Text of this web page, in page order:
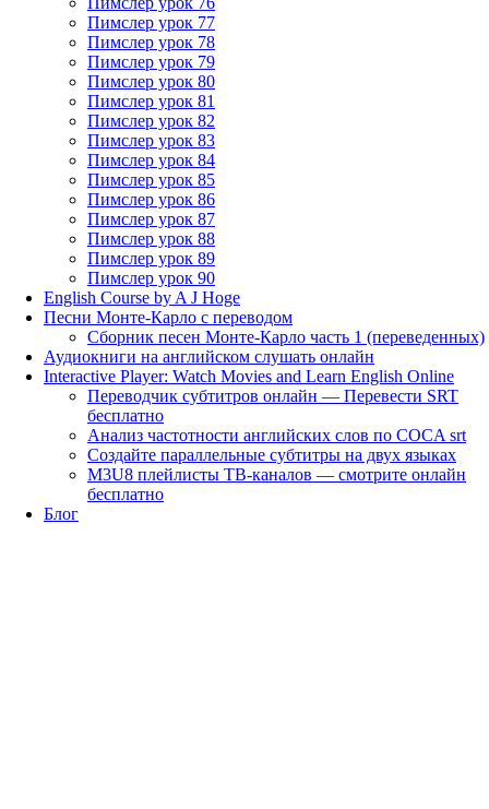
Пимслер урок 77
Пимслер урок 78
Пимслер урок 79
Пимслер урок 80
Пимслер урок 81
Пимслер урок 82
Пимслер урок 83
Пимслер урок 84
Пимслер урок 85
Пимслер урок 86
Пимслер урок 87
Пимслер урок 88
Пимслер урок 89
Пимслер урок 90
English Course by A J Hoge
Песни Монте-Карло с переводом
Сборник песен Монте-Карло часть 1 (переведенных)
Аудиокниги на английском слушать онлайн
Interactive Player: Watch Movies and Learn English Online
Переводчик субтитров онлайн — Перевести SRT
бесплатно
Анализ частотности английских слов по COCA srt
Создайте параллельные субтитры на двух языках
M3U8 плейлисты ТВ‑каналов — смотрите онлайн
бесплатно
Блог